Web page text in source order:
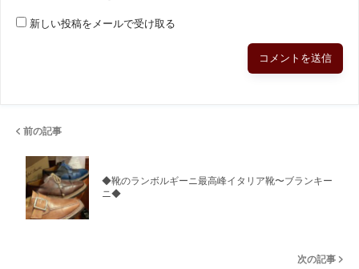
新しい投稿をメールで受け取る
前の記事
◆靴のランボルギーニ最高峰イタリア靴〜ブランキー
ニ◆
次の記事